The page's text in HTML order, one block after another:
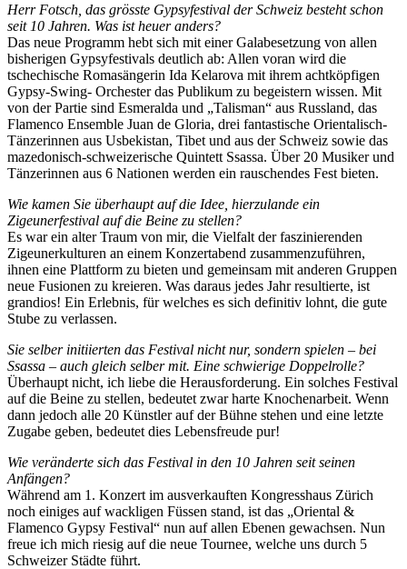
Herr Fotsch, das grösste Gypsyfestival der Schweiz besteht schon
seit 10 Jahren. Was ist heuer anders?
Das neue Programm hebt sich mit einer Galabesetzung von allen
bisherigen Gypsyfestivals deutlich ab: Allen voran wird die
tschechische Romasängerin Ida Kelarova mit ihrem achtköpfigen
Gypsy-Swing- Orchester das Publikum zu begeistern wissen. Mit
von der Partie sind Esmeralda und „Talisman“ aus Russland, das
Flamenco Ensemble Juan de Gloria, drei fantastische Orientalisch-
Tänzerinnen aus Usbekistan, Tibet und aus der Schweiz sowie das
mazedonisch-schweizerische Quintett Ssassa. Über 20 Musiker und
Tänzerinnen aus 6 Nationen werden ein rauschendes Fest bieten.
Wie kamen Sie überhaupt auf die Idee, hierzulande ein
Zigeunerfestival auf die Beine zu stellen?
Es war ein alter Traum von mir, die Vielfalt der faszinierenden
Zigeunerkulturen an einem Konzertabend zusammenzuführen,
ihnen eine Plattform zu bieten und gemeinsam mit anderen Gruppen
neue Fusionen zu kreieren. Was daraus jedes Jahr resultierte, ist
grandios! Ein Erlebnis, für welches es sich definitiv lohnt, die gute
Stube zu verlassen.
Sie selber initiierten das Festival nicht nur, sondern spielen – bei
Ssassa – auch gleich selber mit. Eine schwierige Doppelrolle?
Überhaupt nicht, ich liebe die Herausforderung. Ein solches Festival
auf die Beine zu stellen, bedeutet zwar harte Knochenarbeit. Wenn
dann jedoch alle 20 Künstler auf der Bühne stehen und eine letzte
Zugabe geben, bedeutet dies Lebensfreude pur!
Wie veränderte sich das Festival in den 10 Jahren seit seinen
Anfängen?
Während am 1. Konzert im ausverkauften Kongresshaus Zürich
noch einiges auf wackligen Füssen stand, ist das „Oriental &
Flamenco Gypsy Festival“ nun auf allen Ebenen gewachsen. Nun
freue ich mich riesig auf die neue Tournee, welche uns durch 5
Schweizer Städte führt.